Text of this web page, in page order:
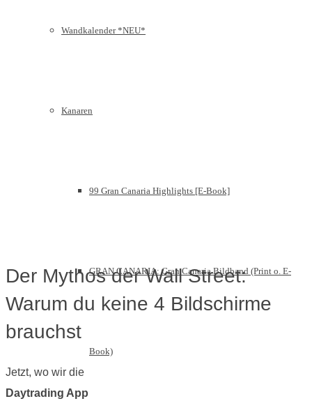
Wandkalender *NEU*
Kanaren
99 Gran Canaria Highlights [E-Book]
GRAN CANARIA: Gran Canaria Bildband (Print o. E-
Book)
Der Mythos der Wall Street:
Warum du keine 4 Bildschirme
brauchst
Jetzt, wo wir die
Daytrading App